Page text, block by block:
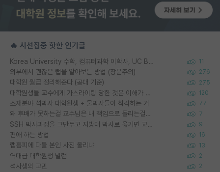
🔥 시선집중 핫한 인기글
Korea University 수학, 컴퓨터과학 이학사, UC Berkeley 산업공학 대학원 공학박사가 되는 것은 쉽지 않겠죠? 11
외부에서 괜찮은 랩을 알아보는 방법 (장문주의) 276
대학원 월급 정리해준다 (공대 기준) 275
대학원생들 교수에게 가스라이팅 당한 것은 이해가 갑니다. 안타깝네요. 120
소재분야 석박사 대학원생 + 물박사들이 착각하는 거 77
왜 후배가 못하는걸 교수님은 내 책임으로 돌리는걸까요? 7
SSH 박사과정을 그만두고 지방대 박사로 옮기면 교수의 꿈은 끝일까요? 9
편애 하는 방법 16
랩홈피에 다들 본인 사진 올리냐 13
역대급 대학원생 빌런 2
석사생의 고민 2